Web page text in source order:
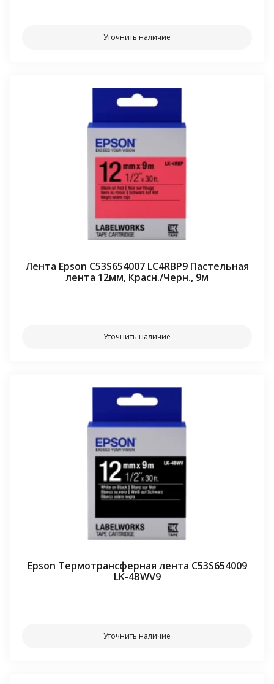
Уточнить наличие
Лента Epson C53S654007 LC4RBP9 Пастельная
лента 12мм, Красн./Черн., 9м
Уточнить наличие
Epson Термотрансферная лента C53S654009
LK-4BWV9
Уточнить наличие